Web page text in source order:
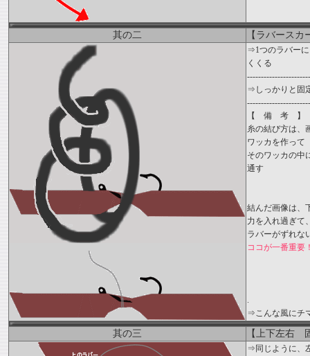
其の二 【ラバースカ
⇒1つのラバー
くくる
⇒しっかりと固
【 備 考 】
糸の結び方は、
ワッカを作って
そのワッカの中
通す
結んだ画像は、
力を入れ過ぎて
ラバーがずれ
ココが一番重要
.
⇒こんな風にチ
其の三 【上下左右
⇒同じように、